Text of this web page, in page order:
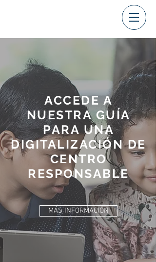
ACCEDE A
NUESTRA GUÍA
PARA UNA
DIGITALIZACIÓN DE
CENTRO
RESPONSABLE
MÁS INFORMACIÓN